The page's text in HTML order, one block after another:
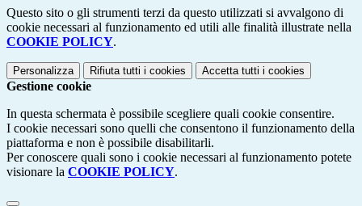
Questo sito o gli strumenti terzi da questo utilizzati si avvalgono di
cookie necessari al funzionamento ed utili alle finalità illustrate nella
COOKIE POLICY.
Personalizza Rifiuta tutti i cookies Accetta tutti i cookies
Gestione cookie
In questa schermata è possibile scegliere quali cookie consentire.
I cookie necessari sono quelli che consentono il funzionamento della
piattaforma e non è possibile disabilitarli.
Per conoscere quali sono i cookie necessari al funzionamento potete
visionare la COOKIE POLICY.